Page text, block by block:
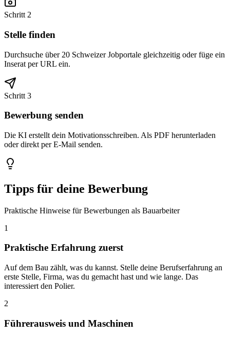
Schritt 2
Stelle finden
Durchsuche über 20 Schweizer Jobportale gleichzeitig oder füge ein
Inserat per URL ein.
Schritt 3
Bewerbung senden
Die KI erstellt dein Motivationsschreiben. Als PDF herunterladen
oder direkt per E-Mail senden.
Tipps für deine Bewerbung
Praktische Hinweise für Bewerbungen als Bauarbeiter
1
Praktische Erfahrung zuerst
Auf dem Bau zählt, was du kannst. Stelle deine Berufserfahrung an
erste Stelle, Firma, was du gemacht hast und wie lange. Das
interessiert den Polier.
2
Führerausweis und Maschinen